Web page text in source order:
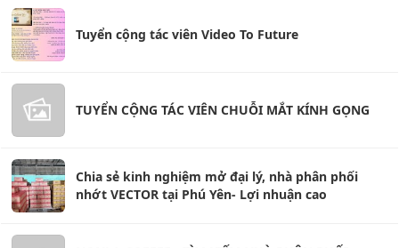
Tuyển cộng tác viên Video To Future
TUYỂN CỘNG TÁC VIÊN CHUỖI MẮT KÍNH GỌNG
Chia sẻ kinh nghiệm mở đại lý, nhà phân phối
nhớt VECTOR tại Phú Yên- Lợi nhuận cao